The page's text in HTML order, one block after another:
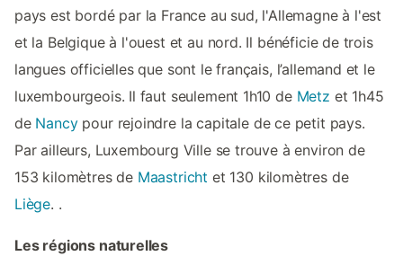
pays est bordé par la France au sud, l'Allemagne à l'est
et la Belgique à l'ouest et au nord. Il bénéficie de trois
langues officielles que sont le français, l’allemand et le
luxembourgeois. Il faut seulement 1h10 de Metz et 1h45
de Nancypour rejoindre la capitale de ce petit pays.
Par ailleurs, Luxembourg Ville se trouve à environ de
153 kilomètres de Maastricht et 130 kilomètres de
Liège. .
Les régions naturelles